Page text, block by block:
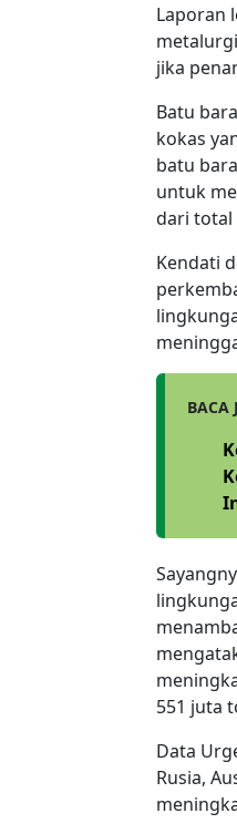
Laporan
jika
Batu
kokas
batu
untuk
dari total
Kendati
BACA
551 juta
Data
Rusia,